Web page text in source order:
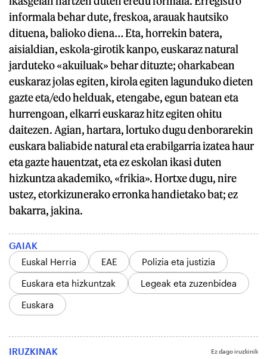
informala behar dute, freskoa, arauak hautsiko
dituena, balioko diena… Eta, horrekin batera,
aisialdian, eskola-girotik kanpo, euskaraz natural
jarduteko «akuiluak» behar dituzte; oharkabean
euskaraz jolas egiten, kirola egiten lagunduko dieten
gazte eta/edo helduak, etengabe, egun batean eta
hurrengoan, elkarri euskaraz hitz egiten ohitu
daitezen. Agian, hartara, lortuko dugu denborarekin
euskara baliabide natural eta erabilgarria izatea haur
eta gazte hauentzat, eta ez eskolan ikasi duten
hizkuntza akademiko, «frikia». Hortxe dugu, nire
ustez, etorkizunerako erronka handietako bat; ez
bakarra, jakina.
GAIAK
Euskal Herria
EAE
Polizia eta justizia
Euskara eta hizkuntzak
Legeak eta zuzenbidea
Euskara
IRUZKINAK Ez dago iruzkinik